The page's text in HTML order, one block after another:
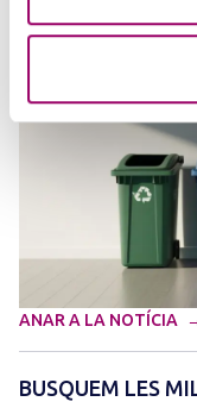
ANAR A LA NOTÍCIA
BUSQUEM LES